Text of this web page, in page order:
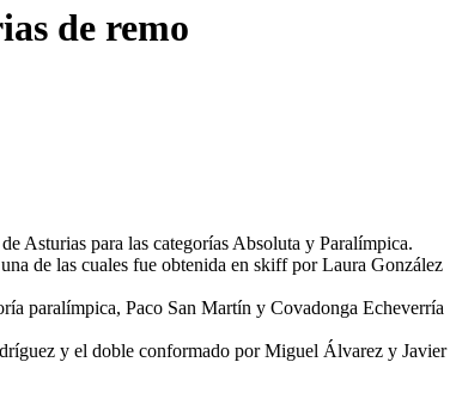
de remo
Asturias para las categorías Absoluta y Paralímpica.
de las cuales fue obtenida en skiff por Laura González
paralímpica, Paco San Martín y Covadonga Echeverría
y el doble conformado por Miguel Álvarez y Javier